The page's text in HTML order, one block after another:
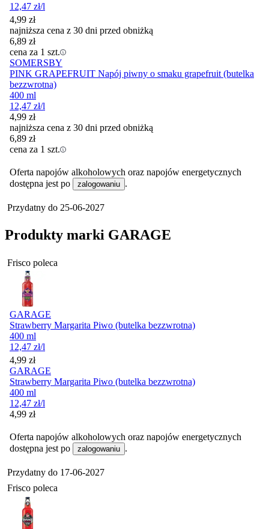
12,47 zł/l
4,99 zł
najniższa cena z 30 dni przed obniżką
6,89 zł
cena za 1 szt.
SOMERSBY
PINK GRAPEFRUIT Napój piwny o smaku grapefruit (butelka
bezzwrotna)
400 ml
12,47 zł/l
4,99 zł
najniższa cena z 30 dni przed obniżką
6,89 zł
cena za 1 szt.
Oferta napojów alkoholowych oraz napojów energetycznych
dostępna jest po
zalogowaniu .
Przydatny do 25-06-2027
Produkty marki GARAGE
Frisco poleca
GARAGE
Strawberry Margarita Piwo (butelka bezzwrotna)
400 ml
12,47 zł/l
Cena
4,99 zł
GARAGE
Strawberry Margarita Piwo (butelka bezzwrotna)
400 ml
12,47 zł/l
Cena
4,99 zł
Oferta napojów alkoholowych oraz napojów energetycznych
dostępna jest po
zalogowaniu .
Przydatny do 17-06-2027
Frisco poleca